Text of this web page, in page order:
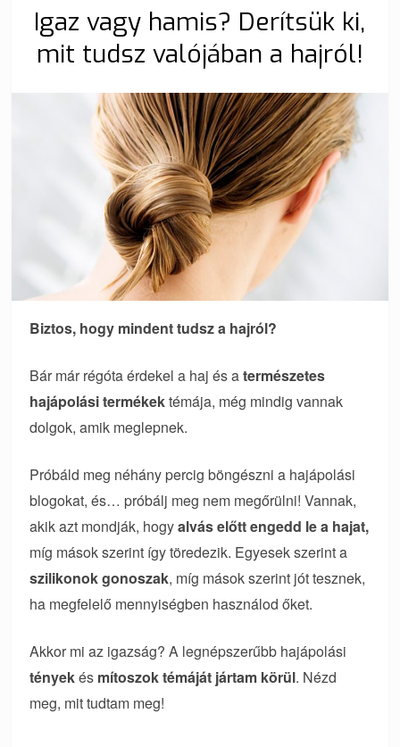
Igaz vagy hamis? Derítsük ki,
mit tudsz valójában a hajról!
Biztos, hogy mindent tudsz a hajról?
Bár már régóta érdekel a haj és atermészetes
hajápolási termékektémája, még mindig vannak
dolgok, amik meglepnek.
Próbáld meg néhány percig böngészni a hajápolási
blogokat, és… próbálj meg nem megőrülni! Vannak,
akik azt mondják, hogyalvás előtt engedd le a hajat,
míg mások szerint így töredezik. Egyesek szerint a
szilikonok gonoszak, míg mások szerint jót tesznek,
ha megfelelő mennyiségben használod őket.
Akkor mi az igazság? A legnépszerűbb hajápolási
tényekés mítoszok témáját jártam körül. Nézd
meg, mit tudtam meg!